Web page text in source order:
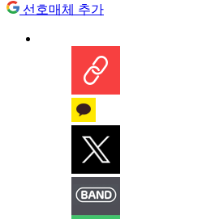
선호매체 추가